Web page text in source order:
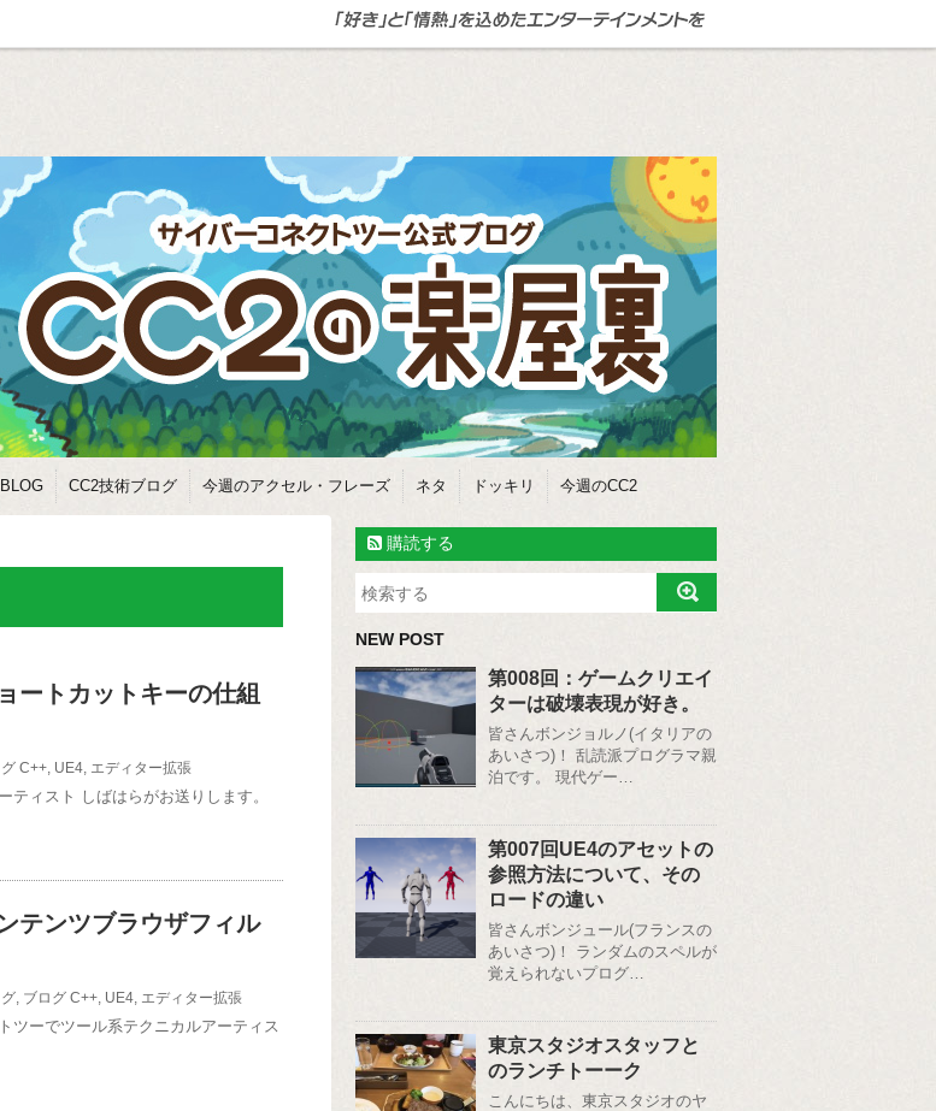
CC2技術ブログ 今週のアクセル・フレーズ ネタ ドッキリ 今週のCC2
トカットキーの仕組
C++, UE4, エディター拡張
ティスト しばはらがお送りします。
テンツブラウザフィル
, ブログ C++, UE4, エディター拡張
ツーでツール系テクニカルアーティス
購読する
NEW POST
第008回：ゲームクリエイ
ターは破壊表現が好き。
皆さんボンジョルノ(イタリアの
あいさつ)！ 乱読派プログラマ親
泊です。 現代ゲー…
第007回UE4のアセットの
参照方法について、その
ロードの違い
皆さんボンジュール(フランスの
あいさつ)！ ランダムのスペルが
覚えられないプログ…
東京スタジオスタッフと
のランチトーーク
こんにちは、東京スタジオのヤ